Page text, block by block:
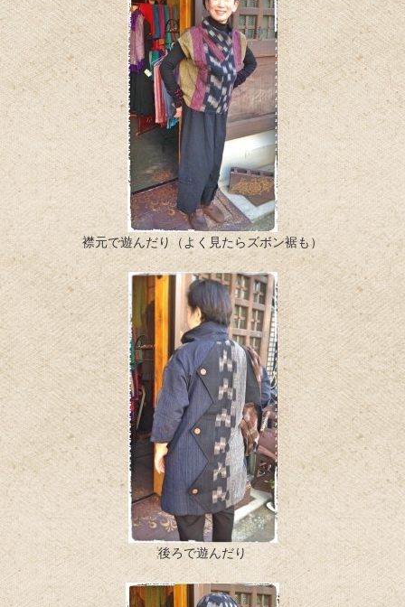
襟元で遊んだり（よく見たらズボン裾も）
後ろで遊んだり